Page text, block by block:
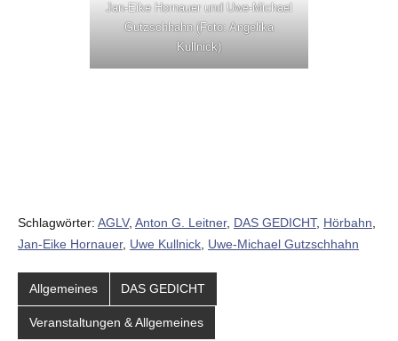
Jan-Eike Hornauer und Uwe-Michael
Gutzschhahn (Foto: Angelika
Kullnick)
Schlagwörter: AGLV, Anton G. Leitner, DAS GEDICHT, Hörbahn
Jan-Eike Hornauer, Uwe Kullnick Uwe-Michael Gutzschhahn
Allgemeines DAS GEDICHT
Veranstaltungen & Allgemeines